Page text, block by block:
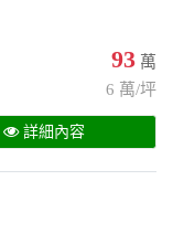
93 萬
6 萬/坪
詳細內容